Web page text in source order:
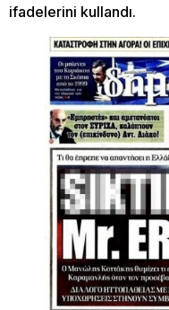
ifadelerini kullandı.